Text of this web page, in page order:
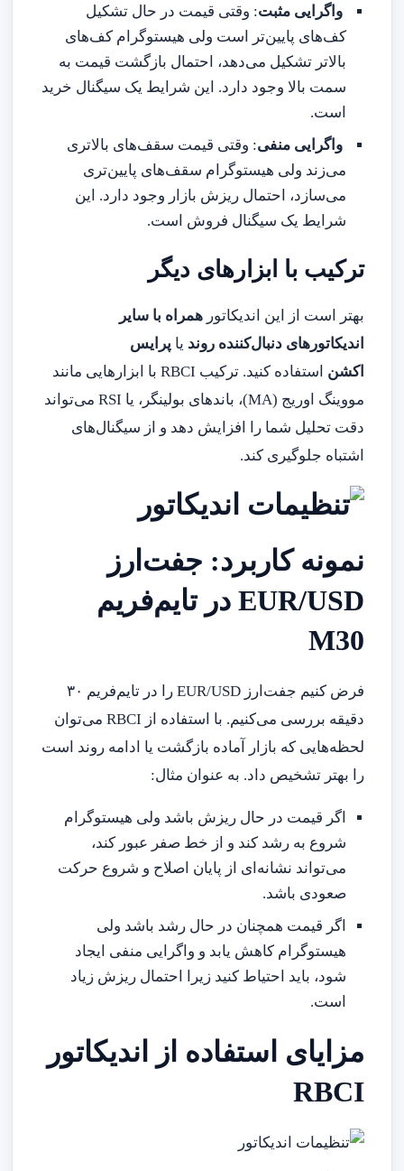
واگرایی مثبت: وقتی قیمت در حال تشکیل
کف‌های پایین‌تر است ولی هیستوگرام کف‌های
بالاتر تشکیل می‌دهد، احتمال بازگشت قیمت به
سمت بالا وجود دارد. این شرایط یک سیگنال خرید
است.
واگرایی منفی: وقتی قیمت سقف‌های بالاتری
می‌زند ولی هیستوگرام سقف‌های پایین‌تری
می‌سازد، احتمال ریزش بازار وجود دارد. این
شرایط یک سیگنال فروش است.
ترکیب با ابزارهای دیگر
بهتر است از این اندیکاتورهمراه با سایر
اندیکاتورهای دنبال‌کننده روند یا پرایس
اکشن
استفاده کنید. ترکیب RBCI با ابزارهایی مانند
مووینگ اوریج (MA)، باندهای بولینگر، یا RSI می‌تواند
دقت تحلیل شما را افزایش دهد و از سیگنال‌های
اشتباه جلوگیری کند.
نمونه کاربرد: جفت‌ارز
EUR/USD در تایم‌فریم
M30
فرض کنیم جفت‌ارز EUR/USD را در تایم‌فریم ۳۰
دقیقه بررسی می‌کنیم. با استفاده از RBCI می‌توان
لحظه‌هایی که بازار آماده بازگشت یا ادامه روند است
را بهتر تشخیص داد. به عنوان مثال:
اگر قیمت در حال ریزش باشد ولی هیستوگرام
شروع به رشد کند و از خط صفر عبور کند،
می‌تواند نشانه‌ای از پایان اصلاح و شروع حرکت
صعودی باشد.
اگر قیمت همچنان در حال رشد باشد ولی
هیستوگرام کاهش یابد و واگرایی منفی ایجاد
شود، باید احتیاط کنید زیرا احتمال ریزش زیاد
است.
مزایای استفاده از اندیکاتور
RBCI